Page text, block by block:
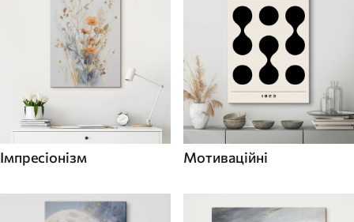
Імпресіонізм Мотиваційні